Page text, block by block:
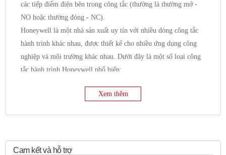
các tiếp điểm điện bên trong công tắc (thường là thường mở -
NO hoặc thường đóng - NC).
Honeywell là một nhà sản xuất uy tín với nhiều dòng công tắc
hành trình khác nhau, được thiết kế cho nhiều ứng dụng công
nghiệp và môi trường khác nhau. Dưới đây là một số loại công
tắc hành trình Honeywell phổ biến:
động khác nhau (plunger, roller plunger, lever, wobble,
Xem thêm
Cam kết và hỗ trợ